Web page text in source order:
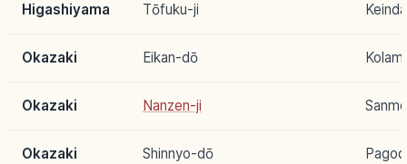
Higashiyama Tōfuku-ji
Okazaki Eikan-dō
Okazaki Nanzen-ji
Okazaki Shinnyo-dō